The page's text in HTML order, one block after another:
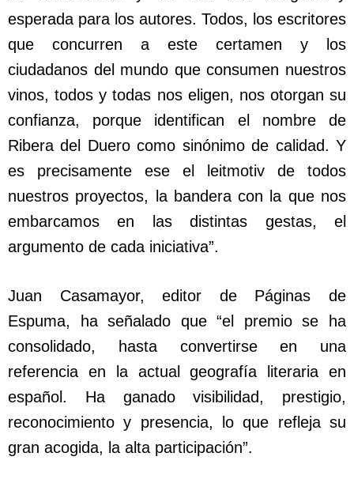
esperada para los autores. Todos, los escritores
que concurren a este certamen y los
ciudadanos del mundo que consumen nuestros
vinos, todos y todas nos eligen, nos otorgan su
confianza, porque identifican el nombre de
Ribera del Duero como sinónimo de calidad. Y
es precisamente ese el leitmotiv de todos
nuestros proyectos, la bandera con la que nos
embarcamos en las distintas gestas, el
argumento de cada iniciativa”.
Juan Casamayor, editor de Páginas de
Espuma, ha señalado que “el premio se ha
consolidado, hasta convertirse en una
referencia en la actual geografía literaria en
español. Ha ganado visibilidad, prestigio,
reconocimiento y presencia, lo que refleja su
gran acogida, la alta participación”.